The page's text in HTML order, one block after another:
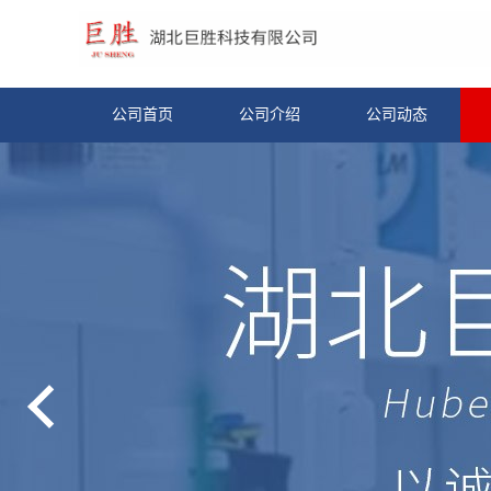
公司首页 公司介绍 公司动态